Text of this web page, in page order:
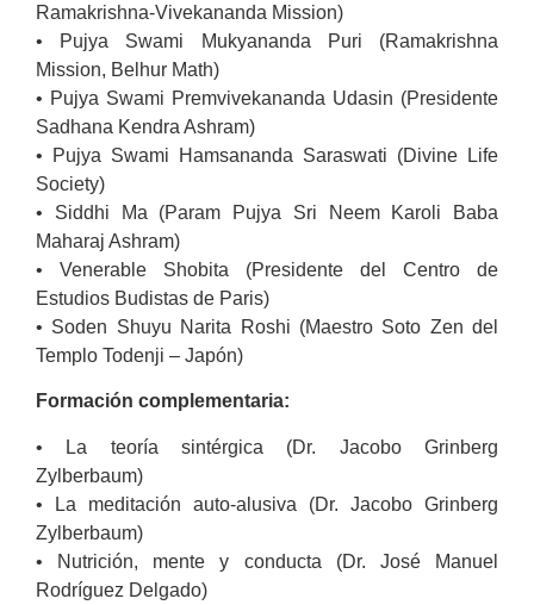
Ramakrishna-Vivekananda Mission)
• Pujya Swami Mukyananda Puri (Ramakrishna
Mission, Belhur Math)
• Pujya Swami Premvivekananda Udasin (Presidente
Sadhana Kendra Ashram)
• Pujya Swami Hamsananda Saraswati (Divine Life
Society)
• Siddhi Ma (Param Pujya Sri Neem Karoli Baba
Maharaj Ashram)
• Venerable Shobita (Presidente del Centro de
Estudios Budistas de Paris)
• Soden Shuyu Narita Roshi (Maestro Soto Zen del
Templo Todenji – Japón)
Formación complementaria:
• La teoría sintérgica (Dr. Jacobo Grinberg
Zylberbaum)
• La meditación auto-alusiva (Dr. Jacobo Grinberg
Zylberbaum)
• Nutrición, mente y conducta (Dr. José Manuel
Rodríguez Delgado)